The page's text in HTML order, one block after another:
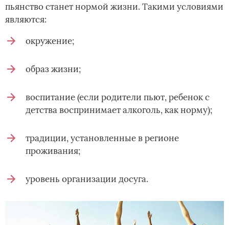
пьянство станет нормой жизни. Такими условиями
являются:
окружение;
образ жизни;
воспитание (если родители пьют, ребенок с
детства воспринимает алкоголь, как норму);
традиции, установленные в регионе
проживания;
уровень организации досуга.